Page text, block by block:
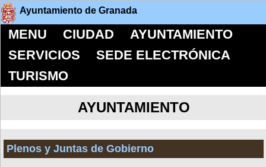
Ayuntamiento de Granada
MENU CIUDAD
AYUNTAMIENTO
SERVICIOS
SEDE ELECTRÓNICA
TURISMO
AYUNTAMIENTO
Plenos y Juntas de Gobierno